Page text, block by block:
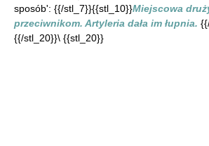
sposób': {{/stl_7}}{{stl_10}}Miejscowa
przeciwnikom. Artyleria dała im łupnia.
{{/stl_20}}\ {{stl_20}}